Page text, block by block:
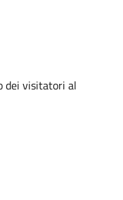
dei visitatori al